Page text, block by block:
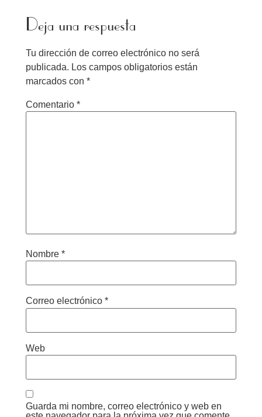
Deja una respuesta
Tu dirección de correo electrónico no será
publicada. Los campos obligatorios están
marcados con *
Comentario *
Nombre *
Correo electrónico *
Web
Guarda mi nombre, correo electrónico y web en